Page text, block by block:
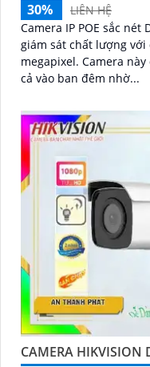
30%
LIÊN HỆ
Camera IP POE sắc nét
giám sát chất lượng
megapixel. Camera này cho phép quan sát chi tiết nhỏ, kể
cả vào ban đêm nhờ...
CAMERA HIKVISION